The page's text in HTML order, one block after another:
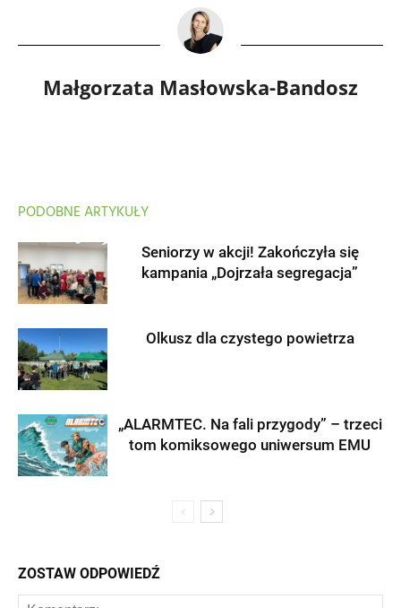
Małgorzata Masłowska-Bandosz
PODOBNE ARTYKUŁY
Seniorzy w akcji! Zakończyła się
kampania „Dojrzała segregacja”
Olkusz dla czystego powietrza
„ALARMTEC. Na fali przygody” – trzeci
tom komiksowego uniwersum EMU
ZOSTAW ODPOWIEDŹ